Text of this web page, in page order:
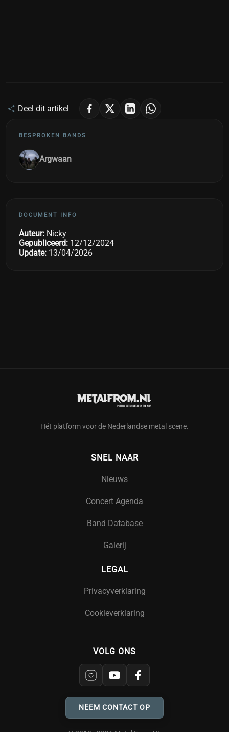
Deel dit artikel
BESPROKEN BANDS
Argwaan
DOCUMENT INFO
Auteur: Nicky
Gepubliceerd: 12/12/2024
Update: 13/04/2026
Hét platform voor de Nederlandse metal scene.
SNEL NAAR
Nieuws
Concert Agenda
Band Database
Galerij
LEGAL
Privacyverklaring
Cookieverklaring
VOLG ONS
NEEM CONTACT OP